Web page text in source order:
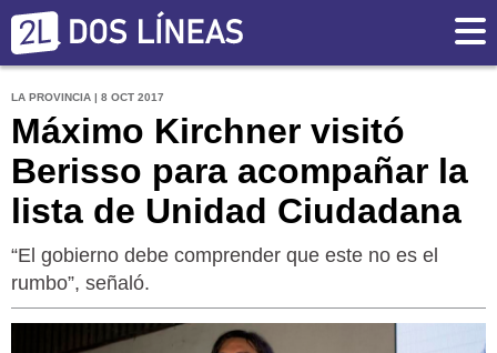
LA PROVINCIA | 8 OCT 2017
Máximo Kirchner visitó
Berisso para acompañar la
lista de Unidad Ciudadana
“El gobierno debe comprender que este no es el
rumbo”, señaló.